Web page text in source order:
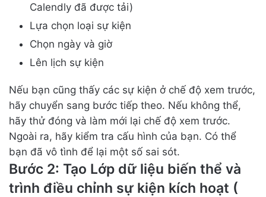
Calendly đã được tải)
Lựa chọn loại sự kiện
Chọn ngày và giờ
Lên lịch sự kiện
Nếu bạn cũng thấy các sự kiện ở chế độ xem trước,
hãy chuyển sang bước tiếp theo. Nếu không thể,
hãy thử đóng và làm mới lại chế độ xem trước.
Ngoài ra, hãy kiểm tra cấu hình của bạn. Có thể
bạn đã vô tình để lại một số sai sót.
Bước 2: Tạo Lớp dữ liệu biến thể và
trình điều chỉnh sự kiện kích hoạt (